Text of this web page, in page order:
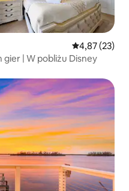
Średnia
4,87 (23)
gier | W pobliżu Disney